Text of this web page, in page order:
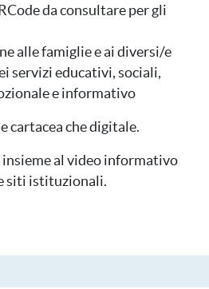
da consultare per gli
alle famiglie e ai diversi/e
servizi educativi, sociali,
e informativo
cartacea che digitale.
al video informativo
siti istituzionali.